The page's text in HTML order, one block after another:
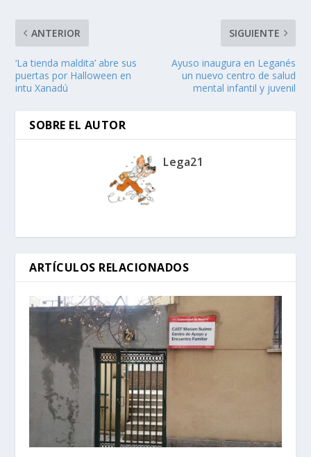
ANTERIOR
‘La tienda maldita’ abre sus
puertas por Halloween en
intu Xanadú
SIGUIENTE
Ayuso inaugura en Leganés
un nuevo centro de salud
mental infantil y juvenil
SOBRE EL AUTOR
Lega21
ARTÍCULOS RELACIONADOS